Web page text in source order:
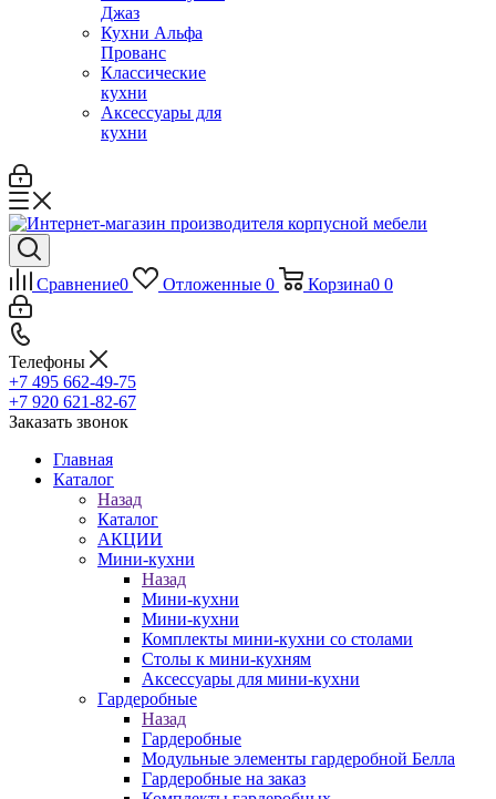
Джаз
Кухни Альфа
Прованс
Классические
кухни
Аксессуары для
кухни
Сравнение0 Отложенные 0 Корзина0 0
Телефоны
+7 495 662-49-75
+7 920 621-82-67
Заказать звонок
Главная
Каталог
Назад
Каталог
АКЦИИ
Мини-кухни
Назад
Мини-кухни
Мини-кухни
Комплекты мини-кухни со столами
Столы к мини-кухням
Аксессуары для мини-кухни
Гардеробные
Назад
Гардеробные
Модульные элементы гардеробной Белла
Гардеробные на заказ